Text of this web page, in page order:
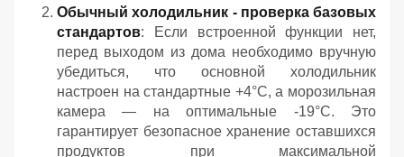
Обычный холодильник - проверка базовых
стандартов: Если встроенной функции нет,
перед выходом из дома необходимо вручную
убедиться, что основной холодильник
настроен на стандартные +4°C, а морозильная
камера — на оптимальные -19°C. Это
гарантирует безопасное хранение оставшихся
продуктов при максимальной